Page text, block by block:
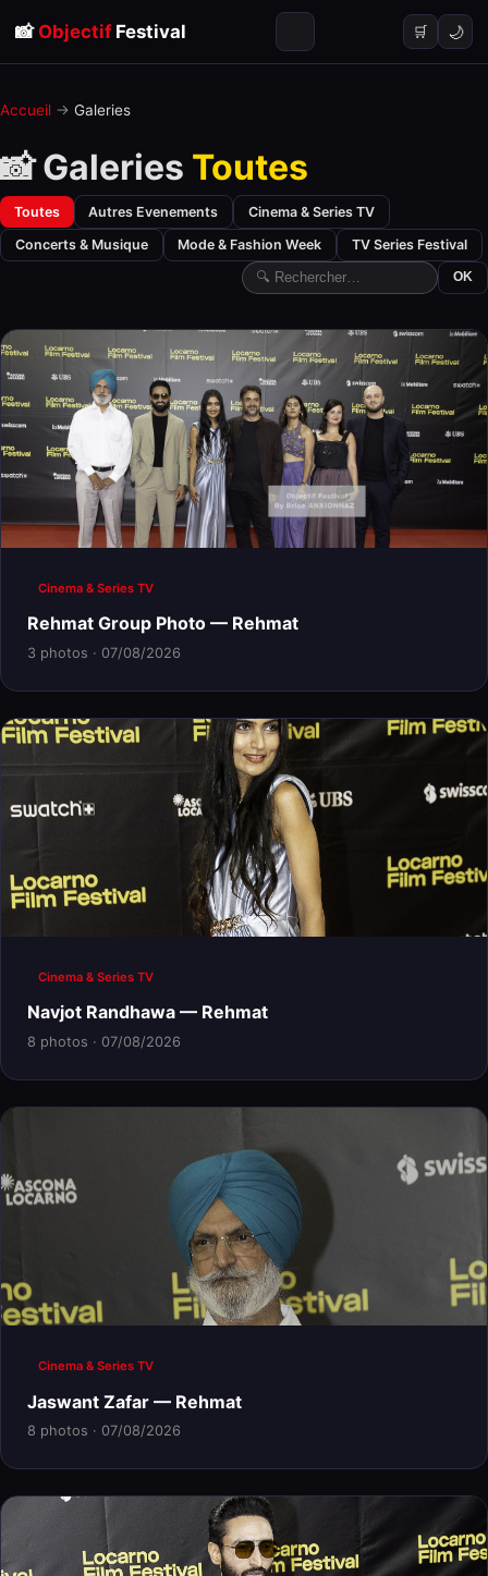
📸 ObjectifFestival 🛒 🌙
Accueil → Galeries
📸 Galeries Toutes
Toutes Autres Evenements Cinema & Series TV
Concerts & Musique Mode & Fashion Week TV Series Festival
OK
Cinema & Series TV
Rehmat Group Photo — Rehmat
3 photos · 07/08/2026
Cinema & Series TV
Navjot Randhawa — Rehmat
8 photos · 07/08/2026
Cinema & Series TV
Jaswant Zafar — Rehmat
8 photos · 07/08/2026